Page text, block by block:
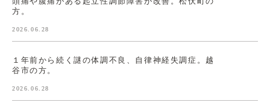
方。
2026.06.28
１年前から続く謎の体調不良、自律神経失調症。越
谷市の方。
2026.06.28